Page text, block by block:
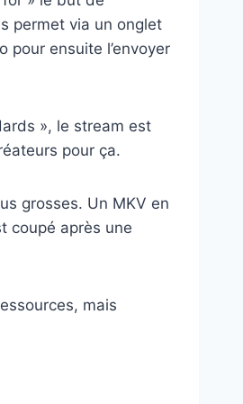
permet via un onglet
pour ensuite l’envoyer
», le stream est
pour ça.
grosses. Un MKV en
coupé après une
mais